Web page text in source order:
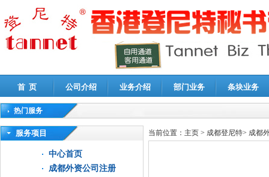
首 页 公司介绍 业务介绍 部门业务 条块业务
热门服务
高新技术企业认定审计|企业所得税汇算清缴申报鉴证
服务项目
中心首页
成都外资公司注册
当前位置： 主页 > 成都登尼特> 成都